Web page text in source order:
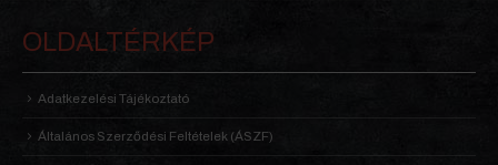
OLDALTÉRKÉP
Adatkezelési Tájékoztató
Általános Szerződési Feltételek (ÁSZF)